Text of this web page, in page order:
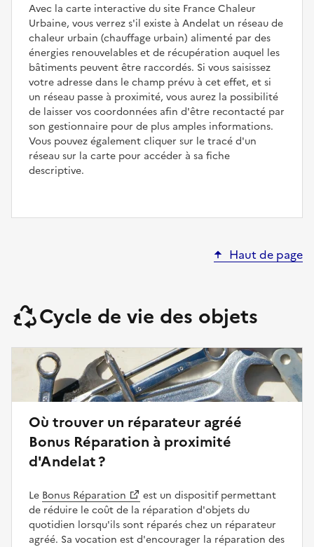
Avec la carte interactive du site France Chaleur
Urbaine, vous verrez s'il existe à Andelat un réseau de
chaleur urbain (chauffage urbain) alimenté par des
énergies renouvelables et de récupération auquel les
bâtiments peuvent être raccordés. Si vous saisissez
votre adresse dans le champ prévu à cet effet, et si
un réseau passe à proximité, vous aurez la possibilité
de laisser vos coordonnées afin d'être recontacté par
son gestionnaire pour de plus amples informations.
Vous pouvez également cliquer sur le tracé d'un
réseau sur la carte pour accéder à sa fiche
descriptive.
Haut de page
Cycle de vie des objets
Où trouver un réparateur agréé
Bonus Réparation à proximité
d'Andelat ?
Le Bonus Réparation
est un dispositif permettant
de réduire le coût de la réparation d'objets du
quotidien lorsqu'ils sont réparés chez un réparateur
agréé. Sa vocation est d'encourager la réparation des